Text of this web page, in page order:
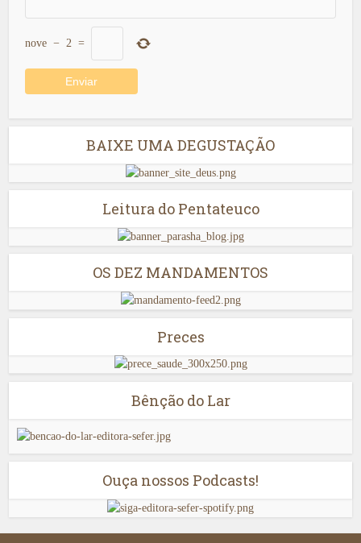
nove − 2 =
BAIXE UMA DEGUSTAÇÃO
Leitura do Pentateuco
OS DEZ MANDAMENTOS
Preces
Bênção do Lar
Ouça nossos Podcasts!